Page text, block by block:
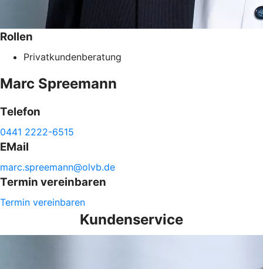
Rollen
Privatkundenberatung
Marc Spreemann
Telefon
0441 2222-6515
EMail
marc.spreemann@olvb.de
Termin vereinbaren
Termin vereinbaren
Kundenservice